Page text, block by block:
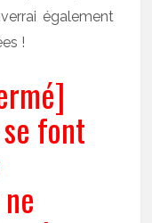
également
!
font